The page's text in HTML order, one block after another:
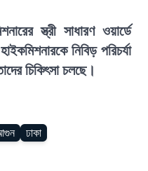
স্ত্রী সাধারণ ওয়ার্ডে
নিবিড় পরিচর্যা
চিকিৎসা চলছে।
ঢাকা